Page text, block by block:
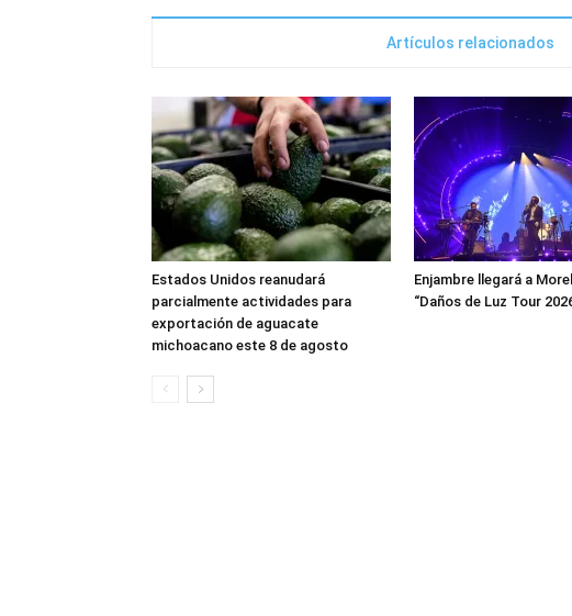
Artículos relacionados
Estados Unidos reanudará
parcialmente actividades para
exportación de aguacate
michoacano este 8 de agosto
Enjambre llegará a
“Daños de Luz Tour